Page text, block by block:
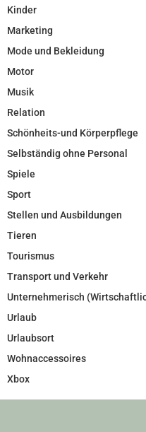
Kinder
Marketing
Mode und Bekleidung
Motor
Musik
Relation
Schönheits-und Körperpflege
Selbständig ohne Personal
Spiele
Sport
Stellen und Ausbildungen
Tieren
Tourismus
Transport und Verkehr
Unternehmerisch
Urlaub
Urlaubsort
Wohnaccessoires
Xbox